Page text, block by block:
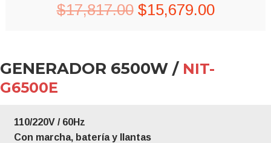
$17,817.00 Original
was:
$15,679.00Current
GENERADOR 6500W / NIT-
G6500E
110/220V / 60Hz
Con marcha, batería y llantas